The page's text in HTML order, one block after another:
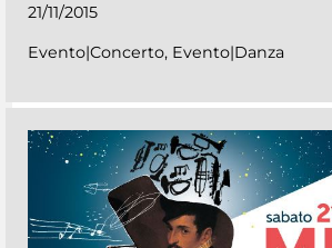
21/11/2015
Evento|Concerto, Evento|Danza